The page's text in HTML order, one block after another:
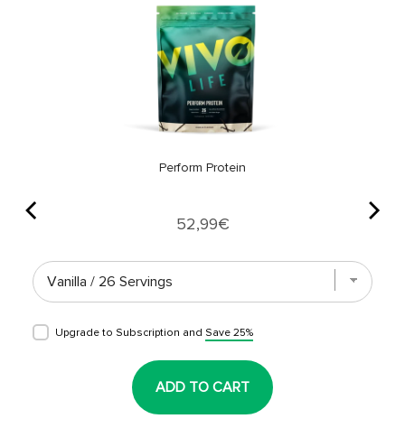
Perform Protein
Price
52,99€
Upgrade to Subscription and Save 25%
ADD TO CART